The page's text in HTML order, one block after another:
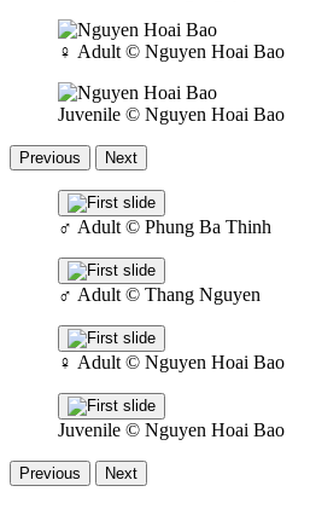
♀ Adult © Nguyen Hoai Bao
Juvenile © Nguyen Hoai Bao
Previous Next
♂ Adult © Phung Ba Thinh
♂ Adult © Thang Nguyen
♀ Adult © Nguyen Hoai Bao
Juvenile © Nguyen Hoai Bao
Previous Next